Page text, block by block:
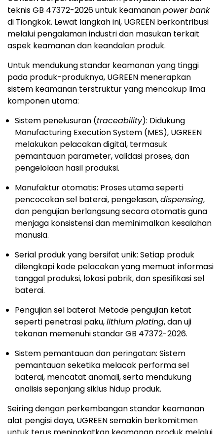
teknis GB 47372-2026 untuk keamananpower bank
di Tiongkok. Lewat langkah ini, UGREEN berkontribusi
melalui pengalaman industri dan masukan terkait
aspek keamanan dan keandalan produk.
Untuk mendukung standar keamanan yang tinggi
pada produk-produknya, UGREEN menerapkan
sistem keamanan terstruktur yang mencakup lima
komponen utama:
Sistem penelusuran (traceability): Didukung
Manufacturing Execution System (MES), UGREEN
melakukan pelacakan digital, termasuk
pemantauan parameter, validasi proses, dan
pengelolaan hasil produksi.
Manufaktur otomatis: Proses utama seperti
pencocokan sel baterai, pengelasan,dispensing,
dan pengujian berlangsung secara otomatis guna
menjaga konsistensi dan meminimalkan kesalahan
manusia.
Serial produk yang bersifat unik: Setiap produk
dilengkapi kode pelacakan yang memuat informasi
tanggal produksi, lokasi pabrik, dan spesifikasi sel
baterai.
Pengujian sel baterai: Metode pengujian ketat
seperti penetrasi paku,lithium plating, dan uji
tekanan memenuhi standar GB 47372-2026.
Sistem pemantauan dan peringatan: Sistem
pemantauan seketika melacak performa sel
baterai, mencatat anomali, serta mendukung
analisis sepanjang siklus hidup produk.
Seiring dengan perkembangan standar keamanan
alat pengisi daya, UGREEN semakin berkomitmen